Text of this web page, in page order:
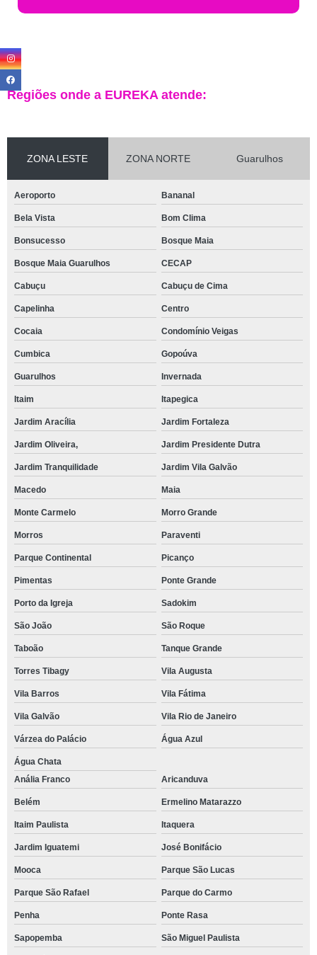
Regiões onde a EUREKA atende:
ZONA LESTE ZONA NORTE Guarulhos
Aeroporto Bananal
Bela Vista Bom Clima
Bonsucesso Bosque Maia
Bosque Maia Guarulhos CECAP
Cabuçu Cabuçu de Cima
Capelinha Centro
Cocaia Condomínio Veigas
Cumbica Gopoúva
Guarulhos Invernada
Itaim Itapegica
Jardim Aracília Jardim Fortaleza
Jardim Oliveira, Jardim Presidente Dutra
Jardim Tranquilidade Jardim Vila Galvão
Macedo Maia
Monte Carmelo Morro Grande
Morros Paraventi
Parque Continental Picanço
Pimentas Ponte Grande
Porto da Igreja Sadokim
São João São Roque
Taboão Tanque Grande
Torres Tibagy Vila Augusta
Vila Barros Vila Fátima
Vila Galvão Vila Rio de Janeiro
Várzea do Palácio Água Azul
Água Chata
Anália Franco
Aricanduva
Belém Ermelino Matarazzo
Itaim Paulista Itaquera
Jardim Iguatemi José Bonifácio
Mooca Parque São Lucas
Parque São Rafael Parque do Carmo
Penha Ponte Rasa
Sapopemba São Miguel Paulista